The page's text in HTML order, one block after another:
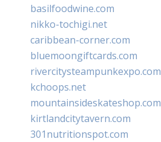
basilfoodwine.com
nikko-tochigi.net
caribbean-corner.com
bluemoongiftcards.com
rivercitysteampunkexpo.com
kchoops.net
mountainsideskateshop.com
kirtlandcitytavern.com
301nutritionspot.com